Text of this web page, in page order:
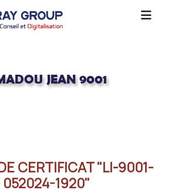
JEAN 9001
CERTIFICAT "LI-9001-
052024-1920"